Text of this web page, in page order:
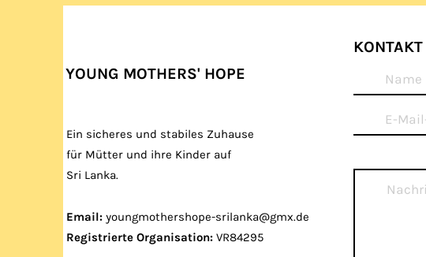
YOUNG MOTHERS' HOPE
Ein sicheres und stabiles Zuhause
für Mütter und ihre Kinder auf
Sri Lanka.
Email: youngmothershope-srilanka@gmx.de
Registrierte Organisation: VR84295
KONTAKT